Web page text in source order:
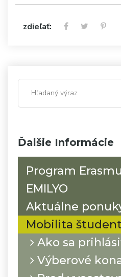
Ďalšie Informácie
Program
EMILYO
Aktuálne
Mobilita
Ako sa
Výberové
zdieľať: